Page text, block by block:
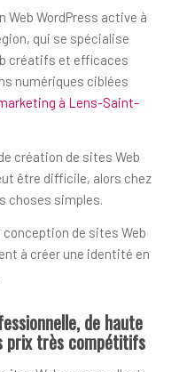
Web WordPress active à
qui se spécialise
créatifs et efficaces
numériques ciblées
à Lens-Saint-
création de sites Web
être difficile, alors chez
choses simples.
de sites Web
à créer une identité en
de haute
prix très compétitifs